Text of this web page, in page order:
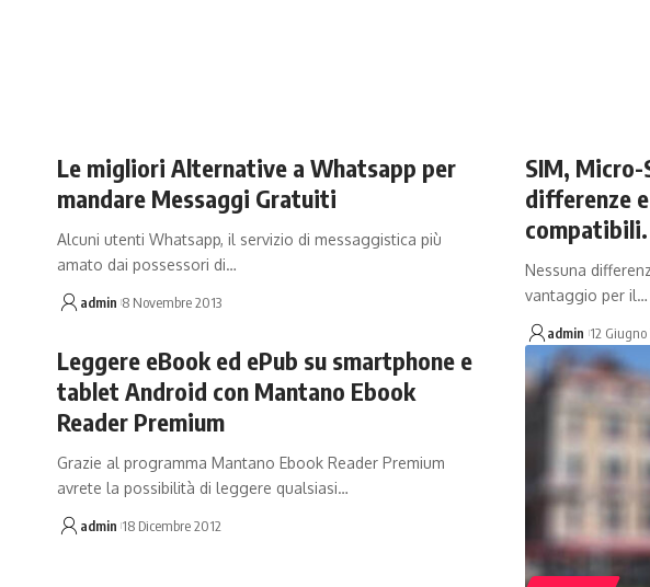
Le migliori Alternative a Whatsapp per
mandare Messaggi Gratuiti
Alcuni utenti Whatsapp, il servizio di messaggistica più
amato dai possessori di…
admin 8 Novembre 2013
SIM, Micro-
differenze
compatibili.
Nessuna
vantaggio per il…
admin 12 Giugno
Leggere eBook ed ePub su smartphone e
tablet Android con Mantano Ebook
Reader Premium
Grazie al programma Mantano Ebook Reader Premium
avrete la possibilità di leggere qualsiasi…
admin 18 Dicembre 2012